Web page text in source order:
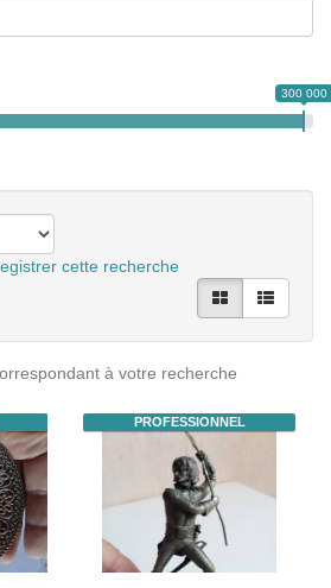
300 000
cette recherche
à votre recherche
PROFESSIONNEL